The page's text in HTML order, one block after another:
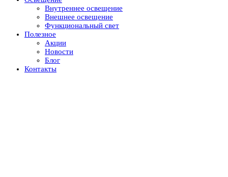
Внутреннее освещение
Внешнее освещение
Функциональный свет
Полезное
Акции
Новости
Блог
Контакты